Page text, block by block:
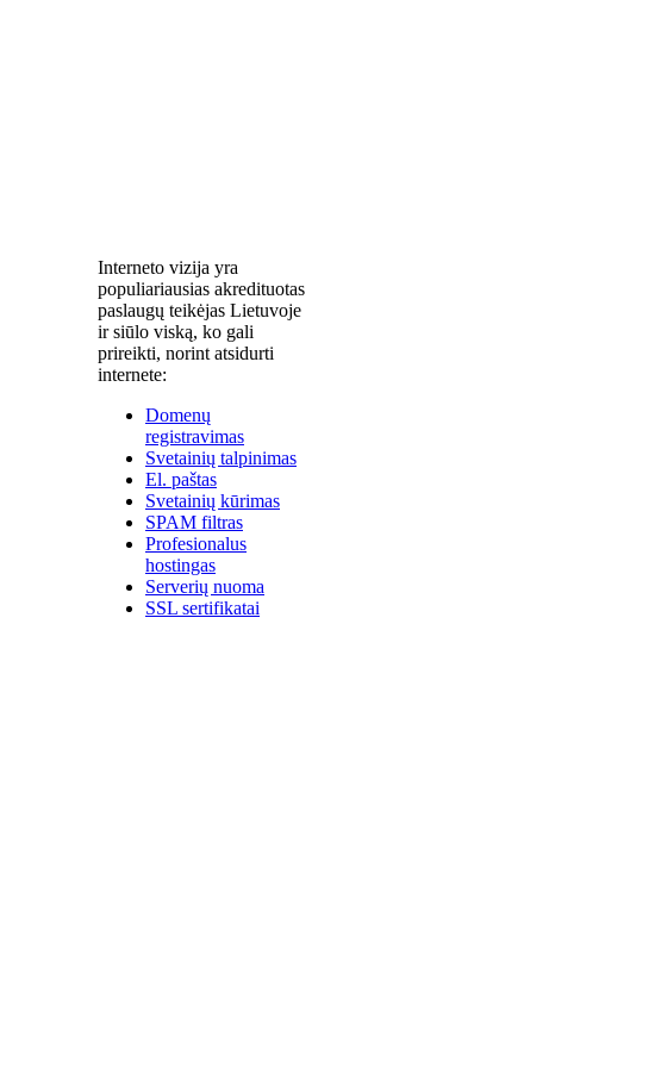
Interneto vizija yra
populiariausias akredituotas
paslaugų teikėjas Lietuvoje
ir siūlo viską, ko gali
prireikti, norint atsidurti
internete:
Domenų
registravimas
Svetainių talpinimas
El. paštas
Svetainių kūrimas
SPAM filtras
Profesionalus
hostingas
Serverių nuoma
SSL sertifikatai